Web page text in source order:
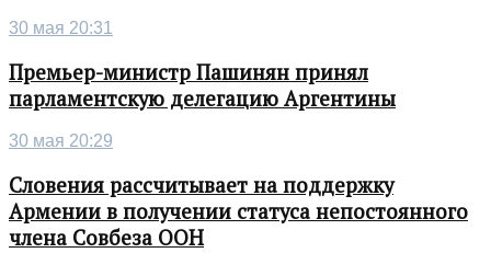
30 мая 20:31
Премьер-министр Пашинян принял
парламентскую делегацию Аргентины
30 мая 20:29
Словения рассчитывает на поддержку
Армении в получении статуса непостоянного
члена Совбеза ООН